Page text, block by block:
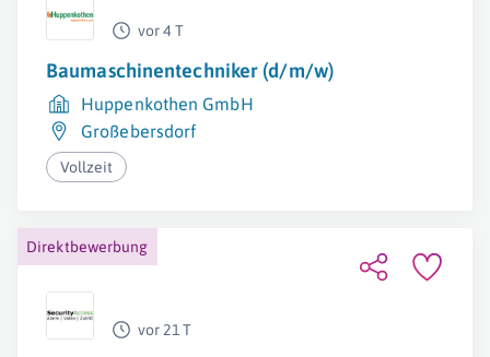
vor 4 T
Baumaschinentechniker (d/m/w)
Huppenkothen GmbH
Großebersdorf
Vollzeit
Direktbewerbung
vor 21 T